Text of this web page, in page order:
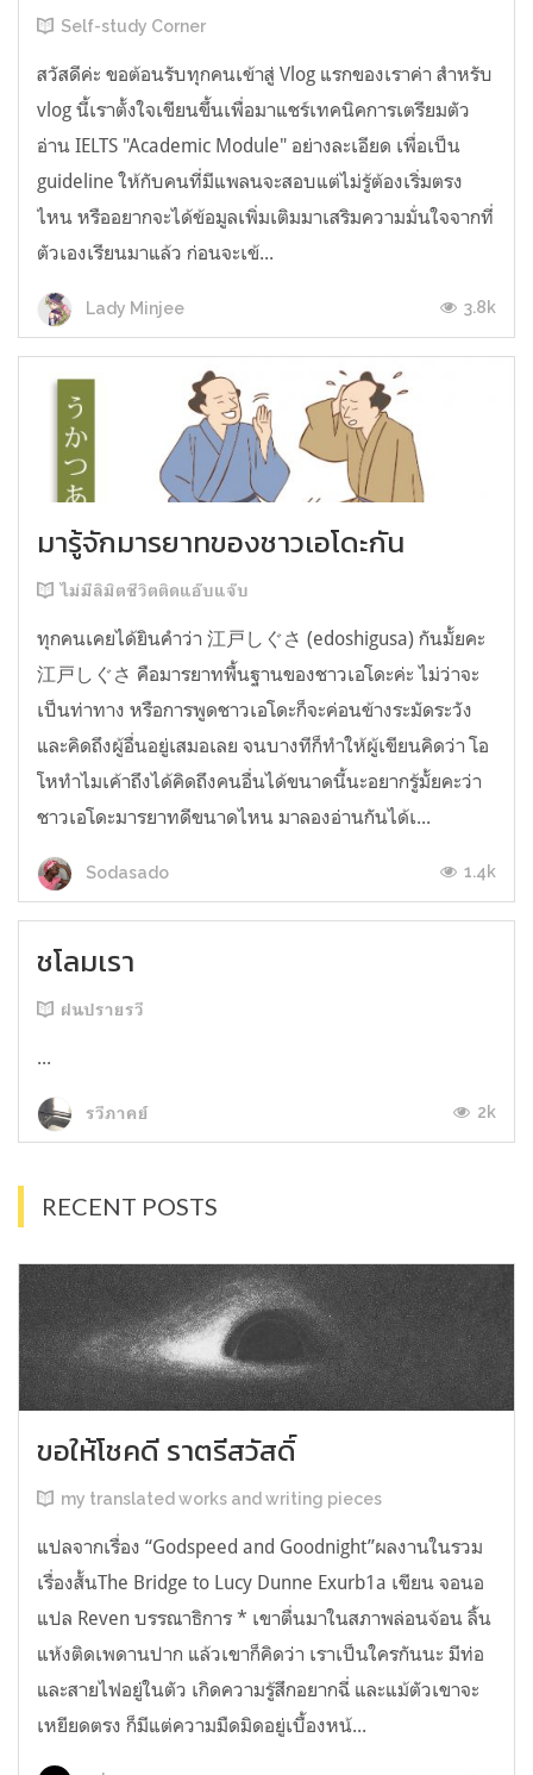
Self-study Corner
สวัสดีค่ะ ขอต้อนรับทุกคนเข้าสู่ Vlog แรกของเราค่า สำหรับ
vlog นี้เราตั้งใจเขียนขึ้นเพื่อมาแชร์เทคนิคการเตรียมตัว
อ่าน IELTS "Academic Module" อย่างละเอียด เพื่อเป็น
guideline ให้กับคนที่มีแพลนจะสอบแต่ไม่รู้ต้องเริ่มตรง
ไหน หรืออยากจะได้ข้อมูลเพิ่มเติมมาเสริมความมั่นใจจากที่
ตัวเองเรียนมาแล้ว ก่อนจะเข้...
Lady Minjee 3.8k
มารู้จักมารยาทของชาวเอโดะกัน
ไม่มีลิมิตชีวิตติดแอ๊บแจ๊บ
ทุกคนเคยได้ยินคำว่า 江戸しぐさ (edoshigusa) กันมั้ยคะ
江戸しぐさ คือมารยาทพื้นฐานของชาวเอโดะค่ะ ไม่ว่าจะ
เป็นท่าทาง หรือการพูดชาวเอโดะก็จะค่อนข้างระมัดระวัง
และคิดถึงผู้อื่นอยู่เสมอเลย จนบางทีก็ทำให้ผู้เขียนคิดว่า โอ
โหทำไมเค้าถึงได้คิดถึงคนอื่นได้ขนาดนี้นะอยากรู้มั้ยคะว่า
ชาวเอโดะมารยาทดีขนาดไหน มาลองอ่านกันได้เ...
Sodasado 1.4k
ชโลมเรา
ฝนปรายรวี
...
รวีภาคย์ 2k
RECENT POSTS
ขอให้โชคดี ราตรีสวัสดิ์
my translated works and writing pieces
แปลจากเรื่อง “Godspeed and Goodnight”ผลงานในรวม
เรื่องสั้นThe Bridge to Lucy Dunne Exurb1a เขียน จอนอ
แปล Reven บรรณาธิการ * เขาตื่นมาในสภาพล่อนจ้อน ลิ้น
แห้งติดเพดานปาก แล้วเขาก็คิดว่า เราเป็นใครกันนะ มีท่อ
และสายไฟอยู่ในตัว เกิดความรู้สึกอยากฉี่ และแม้ตัวเขาจะ
เหยียดตรง ก็มีแต่ความมืดมิดอยู่เบื้องหน้...